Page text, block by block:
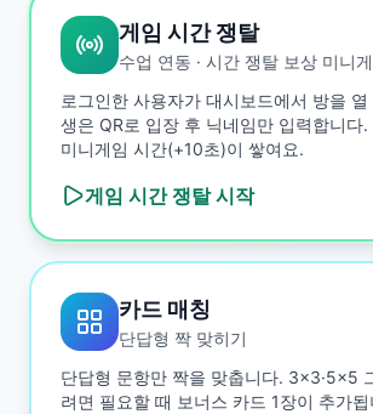
게임 시간 쟁탈
수업 연동 · 시간 쟁탈 보상 미니
로그인한 사용자가 대시보드에서 방을
생은 QR로 입장 후 닉네임만 입력합니다.
미니게임 시간(+10초)이 쌓여요.
게임 시간 쟁탈시작
카드 매칭
단답형 짝 맞히기
단답형 문항만 짝을 맞춥니다. 3×3·5×5
려면 필요할 때 보너스 카드 1장이 추가